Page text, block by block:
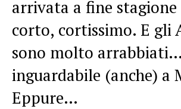
arrivata a fine
corto, cortissimo. E gli
sono molto
inguardabile (anche) a
Eppure…